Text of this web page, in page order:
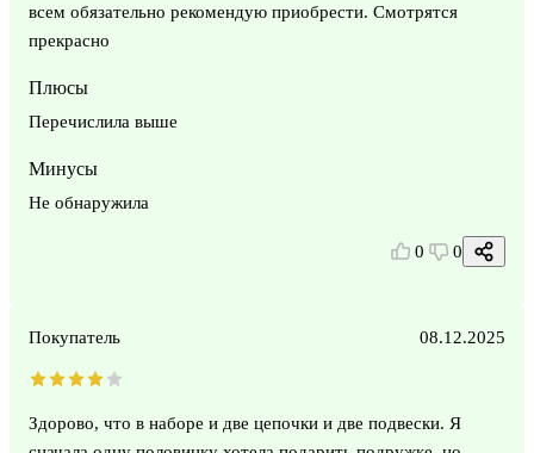
всем обязательно рекомендую приобрести. Смотрятся
прекрасно
Плюсы
Перечислила выше
Минусы
Не обнаружила
0 0
Покупатель 08.12.2025
Здорово, что в наборе и две цепочки и две подвески. Я